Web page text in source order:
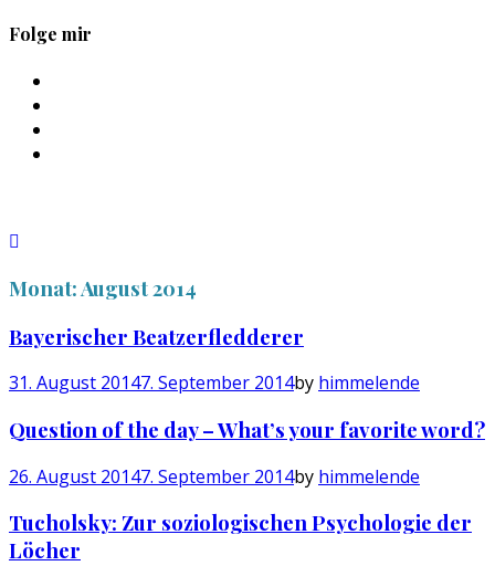
Folge mir
Monat: August 2014
Bayerischer Beatzerfledderer
31. August 20147. September 2014by himmelende
Question of the day – What’s your favorite word?
26. August 20147. September 2014by himmelende
Tucholsky: Zur soziologischen Psychologie der
Löcher